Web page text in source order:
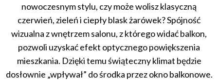
nowoczesnym stylu, czy może wolisz klasyczną
czerwień, zieleń i ciepły blask żarówek? Spójność
wizualna z wnętrzem salonu, z którego widać balkon,
pozwoli uzyskać efekt optycznego powiększenia
mieszkania. Dzięki temu świąteczny klimat będzie
dosłownie „wpływał” do środka przez okno balkonowe.